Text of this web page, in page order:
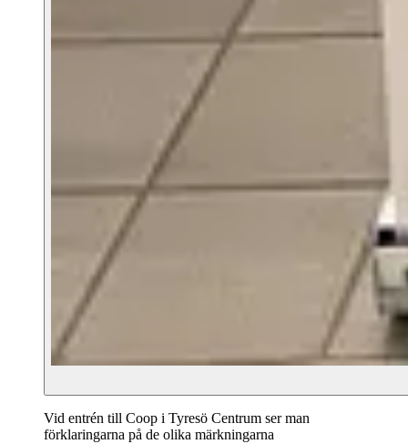
Vid entrén till Coop i Tyresö Centrum ser man
förklaringarna på de olika märkningarna